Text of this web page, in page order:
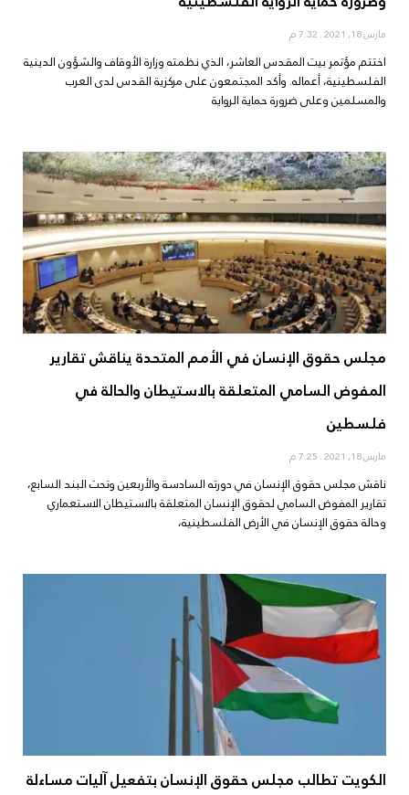
مارس 18, 2021
اختتم مؤتمر بيت المقدس العاشر، الذي نظمته وزارة الأوقاف والشؤون الدينية
الفلسطينية، أعماله. وأكد المجتمعون على مركزية القدس لدى العرب
والمسلمين وعلى ضرورة حماية الرواية
مجلس حقوق الإنسان في الأمم المتحدة يناقش تقارير
المفوض السامي المتعلقة بالاستيطان والحالة في
فلسطين
مارس 18, 2021
ناقش مجلس حقوق الإنسان في دورته السادسة والأربعين وتحت البند السابع،
تقارير المفوض السامي لحقوق الإنسان المتعلقة بالاستيطان الاستعماري
وحالة حقوق الإنسان في الأرض الفلسطينية،
الكويت تطالب مجلس حقوق الإنسان بتفعيل آليات مساءلة